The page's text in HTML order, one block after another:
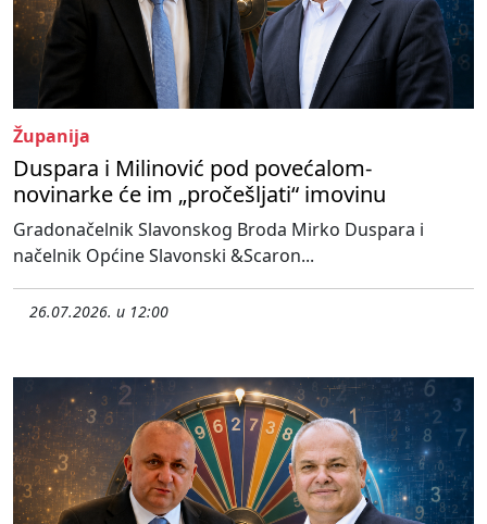
Županija
Duspara i Milinović pod povećalom-
novinarke će im „pročešljati“ imovinu
Gradonačelnik Slavonskog Broda Mirko Duspara i
načelnik Općine Slavonski &Scaron...
26.07.2026. u 12:00